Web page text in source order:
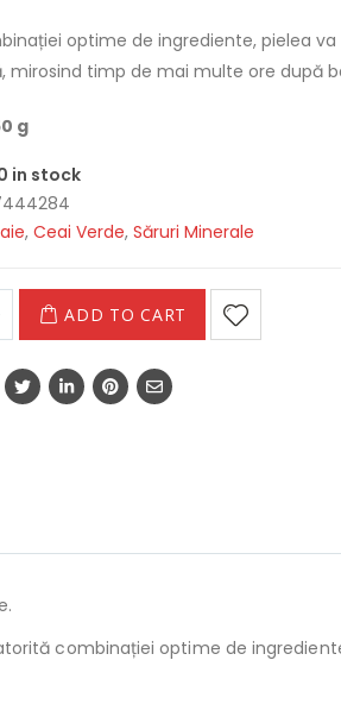
optime de ingrediente, pielea
mirosind timp de mai multe ore după
g
in stock
, Ceai Verde, Săruri Minerale
ADD TO CART
combinației optime de